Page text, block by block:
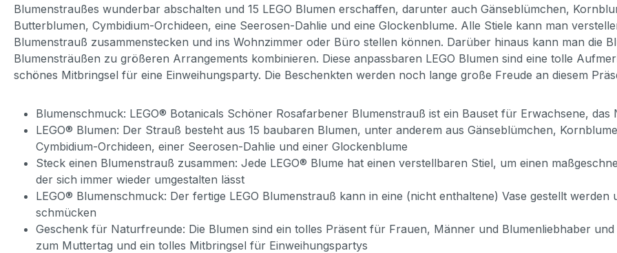
Blumenstraußes wunderbar abschalten und 15 LEGO Blumen erschaffen, darunter auch Gänseblümchen,
Butterblumen, Cymbidium-Orchideen, eine Seerosen-Dahlie und eine Glockenblume. Alle Stiele kann man
Blumenstrauß zusammenstecken und ins Wohnzimmer oder Büro stellen können. Darüber hinaus kann man die
Blumensträußen zu größeren Arrangements kombinieren. Diese anpassbaren LEGO Blumen sind eine tolle
schönes Mitbringsel für eine Einweihungsparty. Die Beschenkten werden noch lange große Freude an diesem
Blumenschmuck: LEGO® Botanicals Schöner Rosafarbener Blumenstrauß ist ein Bauset für Erwachsene,
LEGO® Blumen: Der Strauß besteht aus 15 baubaren Blumen, unter anderem aus Gänseblümchen,
Cymbidium-Orchideen, einer Seerosen-Dahlie und einer Glockenblume
Steck einen Blumenstrauß zusammen: Jede LEGO® Blume hat einen verstellbaren Stiel, um einen
der sich immer wieder umgestalten lässt
LEGO® Blumenschmuck: Der fertige LEGO Blumenstrauß kann in eine (nicht enthaltene) Vase gestellt
schmücken
Geschenk für Naturfreunde: Die Blumen sind ein tolles Präsent für Frauen, Männer und Blumenliebhaber
zum Muttertag und ein tolles Mitbringsel für Einweihungspartys